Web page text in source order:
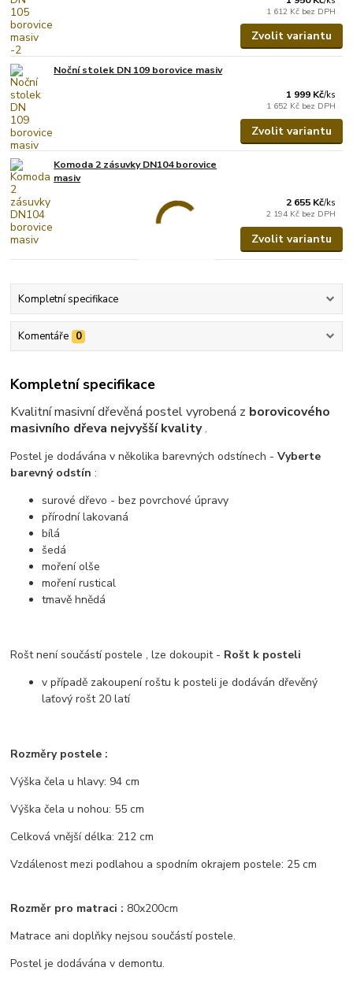
1 612 Kč bez DPH
Zvolit variantu
Noční stolek DN 109 borovice masiv
1 999 Kč/ks
1 652 Kč bez DPH
Zvolit variantu
Komoda 2 zásuvky DN104 borovice
masiv
2 655 Kč/ks
2 194 Kč bez DPH
Zvolit variantu
Kompletní specifikace
Komentáře 0
Kompletní specifikace
Kvalitní masivní dřevěná postel vyrobená z borovicového
masivního dřeva nejvyšší kvality.
Postel je dodávána v několika barevných odstínech -Vyberte
barevný odstín :
surové dřevo - bez povrchové úpravy
přírodní lakovaná
bílá
šedá
moření olše
moření rustical
tmavě hnědá
Rošt není součástí postele , lze dokoupit - Rošt k posteli
v případě zakoupení roštu k posteli je dodáván dřevěný
laťový rošt 20 latí
Rozměry postele :
Výška čela u hlavy: 94 cm
Výška čela u nohou: 55 cm
Celková vnější délka: 212 cm
Vzdálenost mezi podlahou a spodním okrajem postele: 25 cm
Rozměr pro matraci : 80x200cm
Matrace ani doplňky nejsou součástí postele.
Postel je dodávána v demontu.